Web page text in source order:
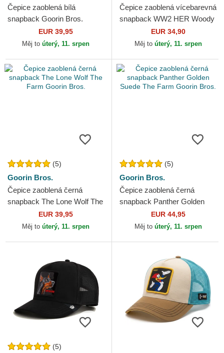
Čepice zaoblená bílá
snapback Goorin Bros.
Pelican Bird Escape Not Into
Yoga Great Escape The...
EUR 39,95
Měj to úterý, 11. srpen
Čepice zaoblená vícebarevná
snapback WW2 HER Woody
Woodpecker Capslab
EUR 34,90
Měj to úterý, 11. srpen
(5)
Goorin Bros.
Čepice zaoblená černá
snapback The Lone Wolf The
Farm Goorin Bros.
EUR 39,95
Měj to úterý, 11. srpen
(5)
Goorin Bros.
Čepice zaoblená černá
snapback Panther Golden
Suede The Farm Goorin
Bros.
EUR 44,95
Měj to úterý, 11. srpen
(5)